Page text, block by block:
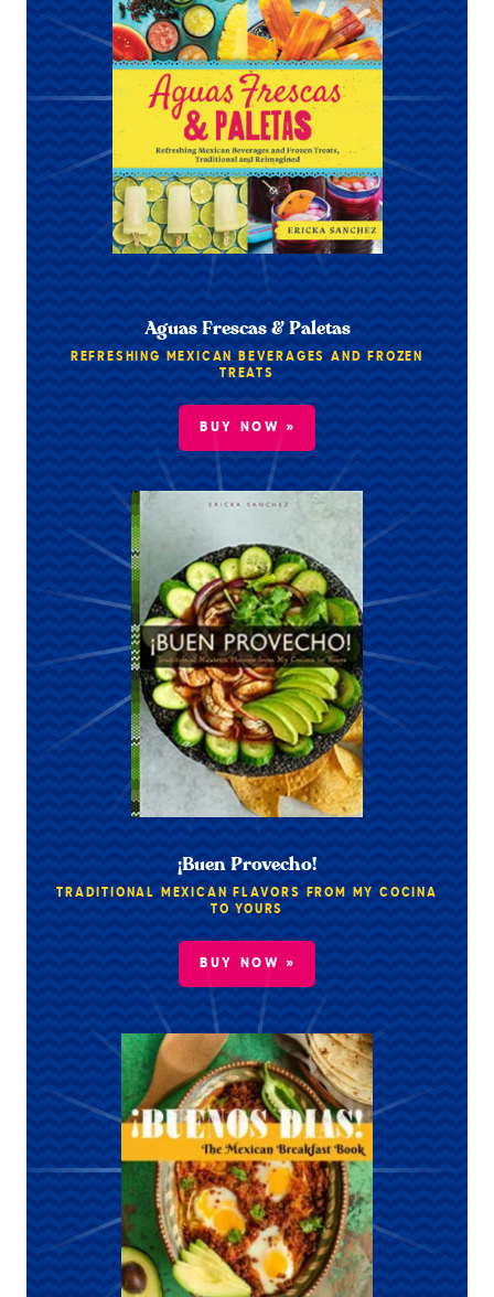
Aguas Frescas & Paletas
REFRESHING MEXICAN BEVERAGES AND FROZEN
TREATS
BUY NOW »
¡Buen Provecho!
TRADITIONAL MEXICAN FLAVORS FROM MY COCINA
TO YOURS
BUY NOW »